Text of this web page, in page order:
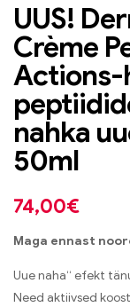
UUS!
Crème
Actions-
nahka
50ml
74,00€
Maga ennast
Uue naha“ efekt
Need aktiivsed